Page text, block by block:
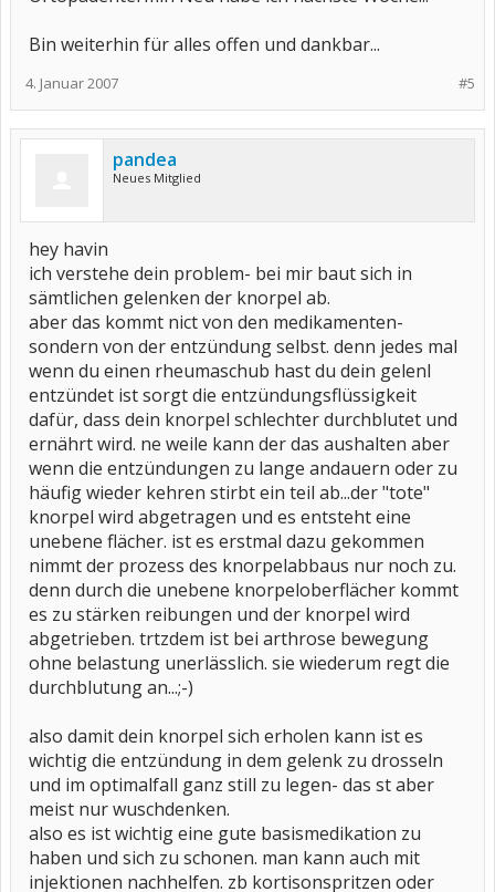
Bin weiterhin für alles offen und dankbar...
#5
4. Januar 2007
pandea
Neues Mitglied
hey havin
ich verstehe dein problem- bei mir baut sich in
sämtlichen gelenken der knorpel ab.
aber das kommt nict von den medikamenten-
sondern von der entzündung selbst. denn jedes mal
wenn du einen rheumaschub hast du dein gelenl
entzündet ist sorgt die entzündungsflüssigkeit
dafür, dass dein knorpel schlechter durchblutet und
ernährt wird. ne weile kann der das aushalten aber
wenn die entzündungen zu lange andauern oder zu
häufig wieder kehren stirbt ein teil ab...der "tote"
knorpel wird abgetragen und es entsteht eine
unebene flächer. ist es erstmal dazu gekommen
nimmt der prozess des knorpelabbaus nur noch zu.
denn durch die unebene knorpeloberflächer kommt
es zu stärken reibungen und der knorpel wird
abgetrieben. trtzdem ist bei arthrose bewegung
ohne belastung unerlässlich. sie wiederum regt die
durchblutung an...;-)
also damit dein knorpel sich erholen kann ist es
wichtig die entzündung in dem gelenk zu drosseln
und im optimalfall ganz still zu legen- das st aber
meist nur wuschdenken.
also es ist wichtig eine gute basismedikation zu
haben und sich zu schonen. man kann auch mit
injektionen nachhelfen. zb kortisonspritzen oder